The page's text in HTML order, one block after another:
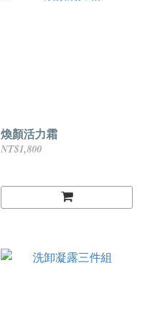
煥顏活力霜
NT$1,800